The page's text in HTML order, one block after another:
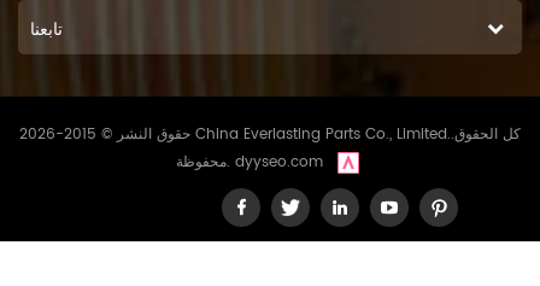
تابعنا
حقوق النشر © 2015-2026 China Everlasting Parts Co., Limited..كل الحقوق
محفوظة. dyyseo.com